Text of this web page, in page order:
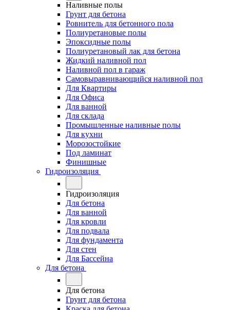
Наливные полы
Грунт для бетона
Ровнитель для бетонного пола
Полиуретановые полы
Эпоксидные полы
Полиуретановый лак для бетона
Жидкий наливной пол
Наливной пол в гараж
Самовыравнивающийся наливной пол
Для Квартиры
Для Офиса
Для ванной
Для склада
Промышленные наливные полы
Для кухни
Морозостойкие
Под ламинат
Финишные
Гидроизоляция
Гидроизоляция
Для бетона
Для ванной
Для кровли
Для подвала
Для фундамента
Для стен
Для Бассейна
Для бетона
Для бетона
Грунт для бетона